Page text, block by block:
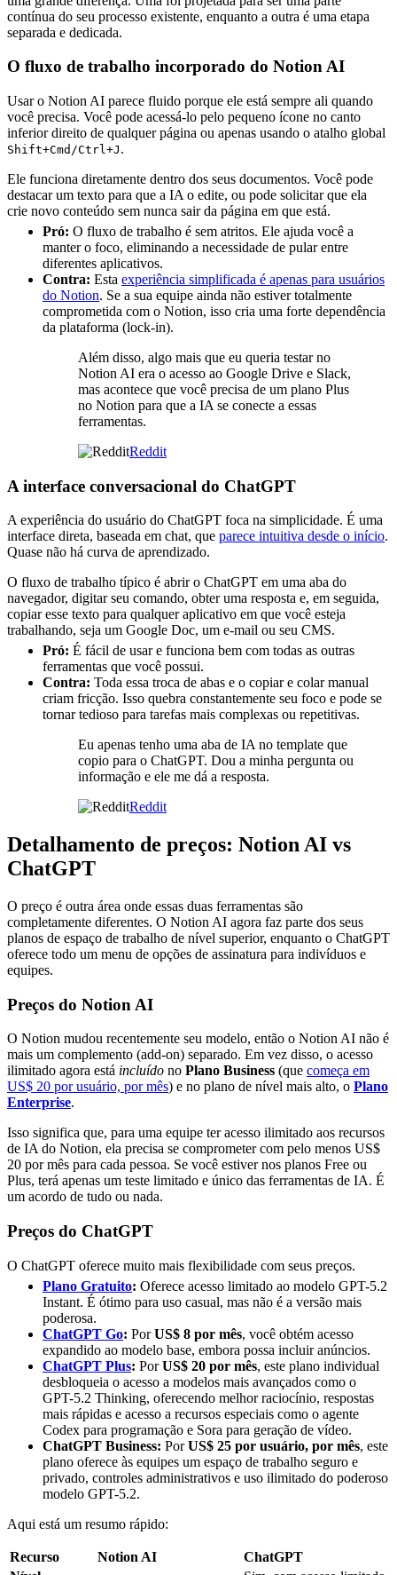
contínua do seu processo existente, enquanto a outra é uma etapa
separada e dedicada.
O fluxo de trabalho incorporado do Notion AI
Usar o Notion AI parece fluido porque ele está sempre ali quando
você precisa. Você pode acessá-lo pelo pequeno ícone no canto
inferior direito de qualquer página ou apenas usando o atalho global
Shift+Cmd/Ctrl+J .
Ele funciona diretamente dentro dos seus documentos. Você pode
destacar um texto para que a IA o edite, ou pode solicitar que ela
crie novo conteúdo sem nunca sair da página em que está.
Pró: O fluxo de trabalho é sem atritos. Ele ajuda você a
manter o foco, eliminando a necessidade de pular entre
diferentes aplicativos.
Contra: Esta experiência simplificada é apenas para usuários
do Notion. Se a sua equipe ainda não estiver totalmente
comprometida com o Notion, isso cria uma forte dependência
da plataforma (lock-in).
Além disso, algo mais que eu queria testar no
Notion AI era o acesso ao Google Drive e Slack,
mas acontece que você precisa de um plano Plus
no Notion para que a IA se conecte a essas
ferramentas.
Reddit
A interface conversacional do ChatGPT
A experiência do usuário do ChatGPT foca na simplicidade. É uma
interface direta, baseada em chat, que parece intuitiva desde o início.
Quase não há curva de aprendizado.
O fluxo de trabalho típico é abrir o ChatGPT em uma aba do
navegador, digitar seu comando, obter uma resposta e, em seguida,
copiar esse texto para qualquer aplicativo em que você esteja
trabalhando, seja um Google Doc, um e-mail ou seu CMS.
Pró: É fácil de usar e funciona bem com todas as outras
ferramentas que você possui.
Contra: Toda essa troca de abas e o copiar e colar manual
criam fricção. Isso quebra constantemente seu foco e pode se
tornar tedioso para tarefas mais complexas ou repetitivas.
Eu apenas tenho uma aba de IA no template que
copio para o ChatGPT. Dou a minha pergunta ou
informação e ele me dá a resposta.
Reddit
Detalhamento de preços: Notion AI vs
ChatGPT
O preço é outra área onde essas duas ferramentas são
completamente diferentes. O Notion AI agora faz parte dos seus
planos de espaço de trabalho de nível superior, enquanto o ChatGPT
oferece todo um menu de opções de assinatura para indivíduos e
equipes.
Preços do Notion AI
O Notion mudou recentemente seu modelo, então o Notion AI não é
mais um complemento (add-on) separado. Em vez disso, o acesso
ilimitado agora está incluído no Plano Business (que começa em
US$ 20 por usuário, por mês) e no plano de nível mais alto, o Plano
Enterprise.
Isso significa que, para uma equipe ter acesso ilimitado aos recursos
de IA do Notion, ela precisa se comprometer com pelo menos US$
20 por mês para cada pessoa. Se você estiver nos planos Free ou
Plus, terá apenas um teste limitado e único das ferramentas de IA. É
um acordo de tudo ou nada.
Preços do ChatGPT
O ChatGPT oferece muito mais flexibilidade com seus preços.
Plano Gratuito: Oferece acesso limitado ao modelo GPT-5.2
Instant. É ótimo para uso casual, mas não é a versão mais
poderosa.
ChatGPT Go: PorUS$ 8 por mês, você obtém acesso
expandido ao modelo base, embora possa incluir anúncios.
ChatGPT Plus: PorUS$ 20 por mês, este plano individual
desbloqueia o acesso a modelos mais avançados como o
GPT-5.2 Thinking, oferecendo melhor raciocínio, respostas
mais rápidas e acesso a recursos especiais como o agente
Codex para programação e Sora para geração de vídeo.
ChatGPT Business: PorUS$ 25 por usuário, por mês, este
plano oferece às equipes um espaço de trabalho seguro e
privado, controles administrativos e uso ilimitado do poderoso
modelo GPT-5.2.
Aqui está um resumo rápido:
Recurso Notion AI
ChatGPT